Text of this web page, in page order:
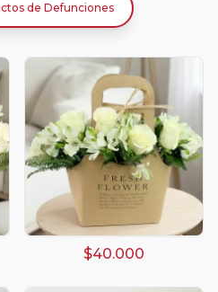
de Defunciones
$40.000